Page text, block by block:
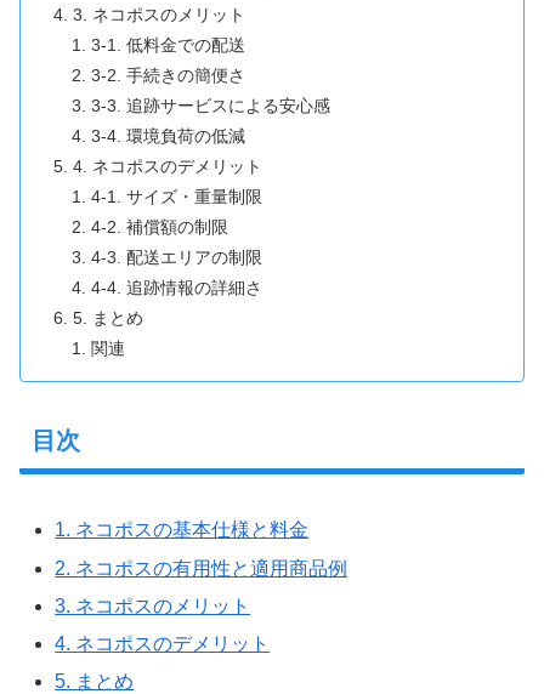
3. ネコポスのメリット
3-1. 低料金での配送
3-2. 手続きの簡便さ
3-3. 追跡サービスによる安心感
3-4. 環境負荷の低減
4. ネコポスのデメリット
4-1. サイズ・重量制限
4-2. 補償額の制限
4-3. 配送エリアの制限
4-4. 追跡情報の詳細さ
5. まとめ
関連
目次
1. ネコポスの基本仕様と料金
2. ネコポスの有用性と適用商品例
3. ネコポスのメリット
4. ネコポスのデメリット
5. まとめ